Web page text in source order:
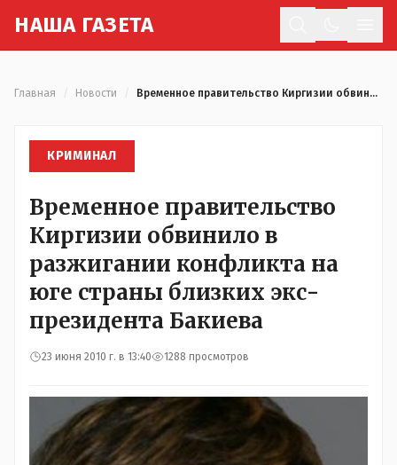
НАША ГАЗЕТА
Главная Новости Временное правительство Киргизии обвинило в разжигании конфликта на юге страны близких экс-президента Бакиева
КРИМИНАЛ
Временное правительство
Киргизии обвинило в
разжигании конфликта на
юге страны близких экс-
президента Бакиева
23 июня 2010 г. в 13:40 1288 просмотров